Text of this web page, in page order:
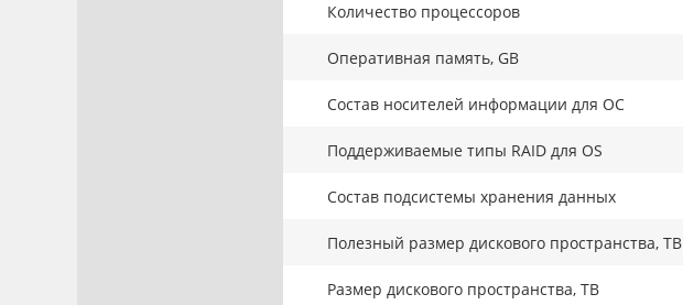
Количество процессоров
Оперативная память, GB
Состав носителей информации для ОС
Поддерживаемые типы RAID для OS
Состав подсистемы хранения данных
Полезный размер дискового пространства, TB
Размер дискового пространства, ТB